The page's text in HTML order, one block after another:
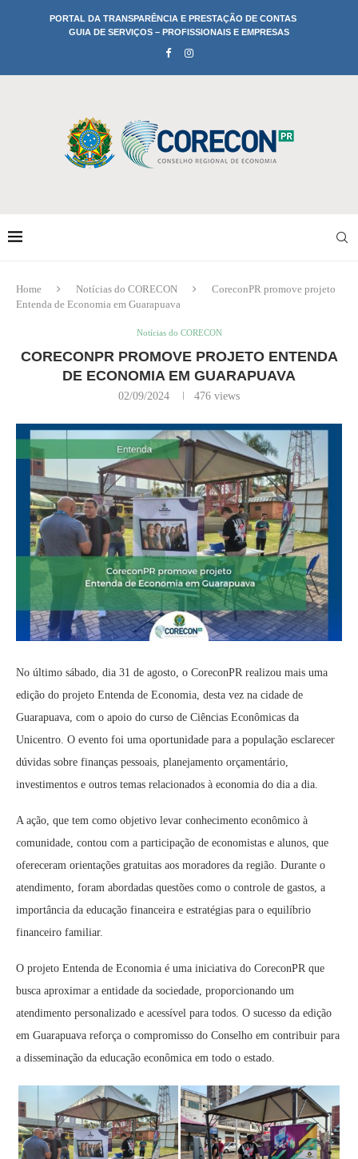
PORTAL DA TRANSPARÊNCIA E PRESTAÇÃO DE CONTAS
GUIA DE SERVIÇOS – PROFISSIONAIS E EMPRESAS
Home Notícias do CORECON
CoreconPR promove projeto
Entenda de Economia em Guarapuava
Notícias do CORECON
CORECONPR PROMOVE PROJETO ENTENDA
DE ECONOMIA EM GUARAPUAVA
02/09/2024 476 views
No último sábado, dia 31 de agosto, o CoreconPR realizou mais uma
edição do projeto Entenda de Economia, desta vez na cidade de
Guarapuava, com o apoio do curso de Ciências Econômicas da
Unicentro. O evento foi uma oportunidade para a população esclarecer
dúvidas sobre finanças pessoais, planejamento orçamentário,
investimentos e outros temas relacionados à economia do dia a dia.
A ação, que tem como objetivo levar conhecimento econômico à
comunidade, contou com a participação de economistas e alunos, que
ofereceram orientações gratuitas aos moradores da região. Durante o
atendimento, foram abordadas questões como o controle de gastos, a
importância da educação financeira e estratégias para o equilíbrio
financeiro familiar.
O projeto Entenda de Economia é uma iniciativa do CoreconPR que
busca aproximar a entidade da sociedade, proporcionando um
atendimento personalizado e acessível para todos. O sucesso da edição
em Guarapuava reforça o compromisso do Conselho em contribuir para
a disseminação da educação econômica em todo o estado.